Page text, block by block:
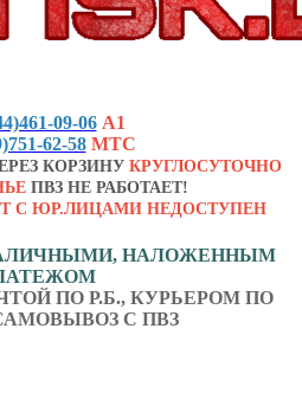
09-06 А1
62-58 МТС
КОРЗИНУ КРУГЛОСУТОЧНО
ПВЗ НЕ РАБОТАЕТ!
С ЮР.ЛИЦАМИ НЕДОСТУПЕН
НАЛОЖЕННЫМ
ПО Р.Б., КУРЬЕРОМ ПО
С ПВЗ